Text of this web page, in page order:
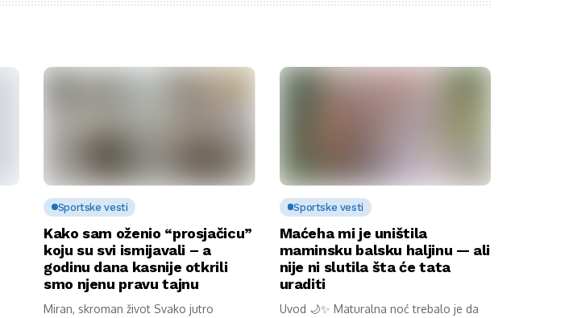
Sportske vesti
Kako sam oženio “prosjačicu”
koju su svi ismijavali – a
godinu dana kasnije otkrili
smo njenu pravu tajnu
Miran, skroman život Svako jutro
Sportske vesti
Maćeha mi je uništila
maminsku balsku haljinu — ali
nije ni slutila šta će tata
uraditi
Uvod 🌙✨ Maturalna noć trebalo je da